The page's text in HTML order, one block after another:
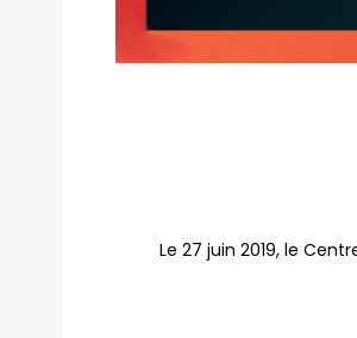
Le 27 juin 2019, le